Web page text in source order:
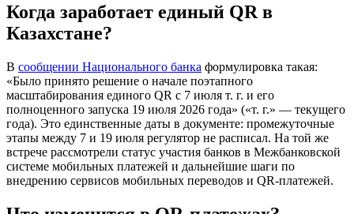
Когда заработает единый QR в
Казахстане?
В сообщении Национального банка формулировка такая:
«Было принято решение о начале поэтапного
масштабирования единого QR с 7 июля т. г. и его
полноценного запуска 19 июля 2026 года» («т. г.» — текущего
года). Это единственные даты в документе: промежуточные
этапы между 7 и 19 июля регулятор не расписал. На той же
встрече рассмотрели статус участия банков в Межбанковской
системе мобильных платежей и дальнейшие шаги по
внедрению сервисов мобильных переводов и QR-платежей.